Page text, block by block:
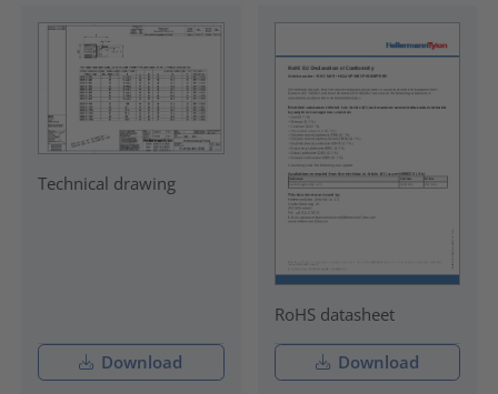
Technical drawing
Download
RoHS datasheet
Download